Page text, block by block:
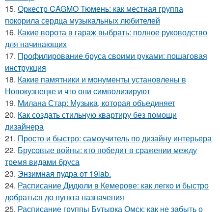
15. Оркестр CAGMO Тюмень: как местная группа
покорила сердца музыкальных любителей
16. Какие ворота в гараж выбрать: полное руководство
для начинающих
17. Профилирование бруса своими руками: пошаговая
инструкция
18. Какие памятники и монументы установлены в
Новокузнецке и что они символизируют
19. Милана Стар: Музыка, которая объединяет
20. Как создать стильную квартиру без помощи
дизайнера
21. Просто и быстро: самоучитель по дизайну интерьера
22. Брусовые войны: кто победит в сражении между
тремя видами бруса
23. Энзимная пудра от 19lab.
24. Расписание Дидюли в Кемерове: как легко и быстро
добраться до пункта назначения
25. Расписание группы Бутырка Омск: как не забыть о